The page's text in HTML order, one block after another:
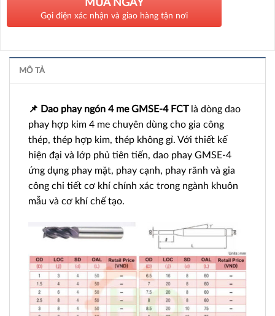
MUA NGAY
Gọi điện xác nhận và giao hàng tận nơi
MÔ TẢ
📌 Dao phay ngón 4 me GMSE-4 FCTlà dòng dao
phay hợp kim 4 me chuyên dùng cho gia công
thép, thép hợp kim, thép không gỉ. Với thiết kế
hiện đại và lớp phủ tiên tiến, dao phay GMSE-4
ứng dụng phay mặt, phay cạnh, phay rãnh và gia
công chi tiết cơ khí chính xác trong ngành khuôn
mẫu và cơ khí chế tạo.